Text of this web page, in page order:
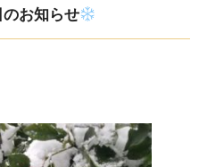
お知らせ